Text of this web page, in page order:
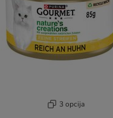
3 opcija